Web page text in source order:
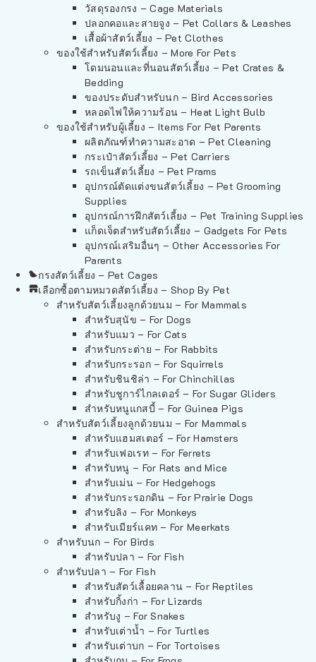
วัสดุรองกรง – Cage Materials
ปลอกคอและสายจูง – Pet Collars & Leashes
เสื้อผ้าสัตว์เลี้ยง – Pet Clothes
ของใช้สำหรับสัตว์เลี้ยง – More For Pets
โดมนอนและที่นอนสัตว์เลี้ยง – Pet Crates &
Bedding
ของประดับสำหรับนก – Bird Accessories
หลอดไฟให้ความร้อน – Heat Light Bulb
ของใช้สำหรับผู้เลี้ยง – Items For Pet Parents
ผลิตภัณฑ์ทำความสะอาด – Pet Cleaning
กระเป๋าสัตว์เลี้ยง – Pet Carriers
รถเข็นสัตว์เลี้ยง – Pet Prams
อุปกรณ์ตัดแต่งขนสัตว์เลี้ยง – Pet Grooming
Supplies
อุปกรณ์การฝึกสัตว์เลี้ยง – Pet Training Supplies
แก็ดเจ็ตสำหรับสัตว์เลี้ยง – Gadgets For Pets
อุปกรณ์เสริมอื่นๆ – Other Accessories For
Parents
กรงสัตว์เลี้ยง – Pet Cages
เลือกซื้อตามหมวดสัตว์เลี้ยง – Shop By Pet
สำหรับสัตว์เลี้ยงลูกด้วยนม – For Mammals
สำหรับสุนัข – For Dogs
สำหรับแมว – For Cats
สำหรับกระต่าย – For Rabbits
สำหรับกระรอก – For Squirrels
สำหรับชินชิล่า – For Chinchillas
สำหรับชูการ์ไกลเดอร์ – For Sugar Gliders
สำหรับหนูแกสบี้ – For Guinea Pigs
สำหรับสัตว์เลี้ยงลูกด้วยนม – For Mammals
สำหรับแฮมสเตอร์ – For Hamsters
สำหรับเฟอเรท – For Ferrets
สำหรับหนู – For Rats and Mice
สำหรับเม่น – For Hedgehogs
สำหรับกระรอกดิน – For Prairie Dogs
สำหรับลิง – For Monkeys
สำหรับเมียร์แคท – For Meerkats
สำหรับนก – For Birds
สำหรับปลา – For Fish
สำหรับปลา – For Fish
สำหรับสัตว์เลื้อยคลาน – For Reptiles
สำหรับกิ้งก่า – For Lizards
สำหรับงู – For Snakes
สำหรับเต่าน้ำ – For Turtles
สำหรับเต่าบก – For Tortoises